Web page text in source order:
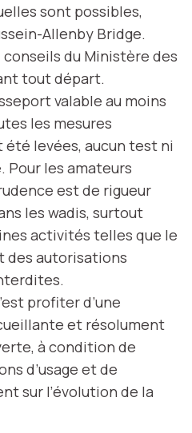
sont possibles,
Allenby Bridge.
du Ministère des
tout départ.
valable au moins
les mesures
été levées, aucun test ni
Pour les amateurs
est de rigueur
les wadis, surtout
activités telles que le
des autorisations
profiter d’une
et résolument
à condition de
d’usage et de
sur l’évolution de la